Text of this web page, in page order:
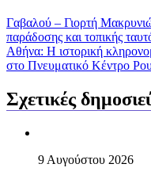
Γαβαλού – Γιορτή
παράδοσης και τοπικής
Αθήνα: Η ιστορική
στο Πνευματικό Κέντρο
Σχετικές
9 Αυγούστου 2026